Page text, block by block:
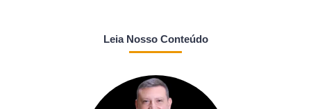
Leia Nosso Conteúdo